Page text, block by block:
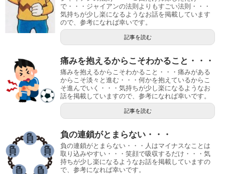
で・・・ジャイアンの法則よりもすごい法則・・・
気持ちが少し楽になるようなお話を掲載しています
ので、参考になれば幸いです。
記事を読む
痛みを抱えるからこそわかること・・・
痛みを抱えるからこそわかること・・・痛みがある
からこそ淡々と進む・・・何かを抱えているからこ
そ進んでいく・・・気持ちが少し楽になるようなお
話を掲載していますので、参考になれば幸いです。
記事を読む
負の連鎖がとまらない・・・
負の連鎖がとまらない・・・人はマイナスなことは
取り込みやすい・・・笑顔で吸収するだけ・・・気
持ちが少し楽になるようなお話を掲載していますの
で、参考になれば幸いです。